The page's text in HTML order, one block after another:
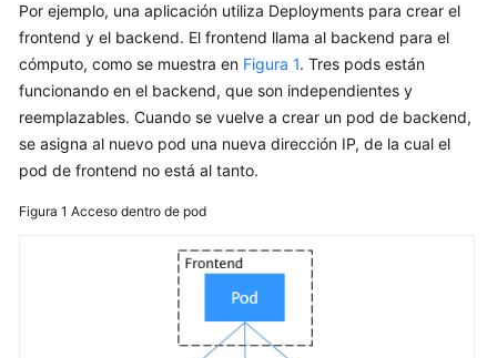
Clústeres
Nodos
Grupos
de
nodos
Workloads
Por ejemplo, una aplicación utiliza Deployments para crear el
frontend y el backend. El frontend llama al backend para el
cómputo, como se muestra en Figura 1. Tres pods están
funcionando en el backend, que son independientes y
reemplazables. Cuando se vuelve a crear un pod de backend,
se asigna al nuevo pod una nueva dirección IP, de la cual el
pod de frontend no está al tanto.
Figura 1 Acceso dentro de pod